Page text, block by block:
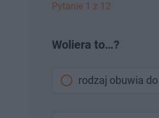
Pytanie 1 z 12
Woliera to…?
rodzaj obuwia